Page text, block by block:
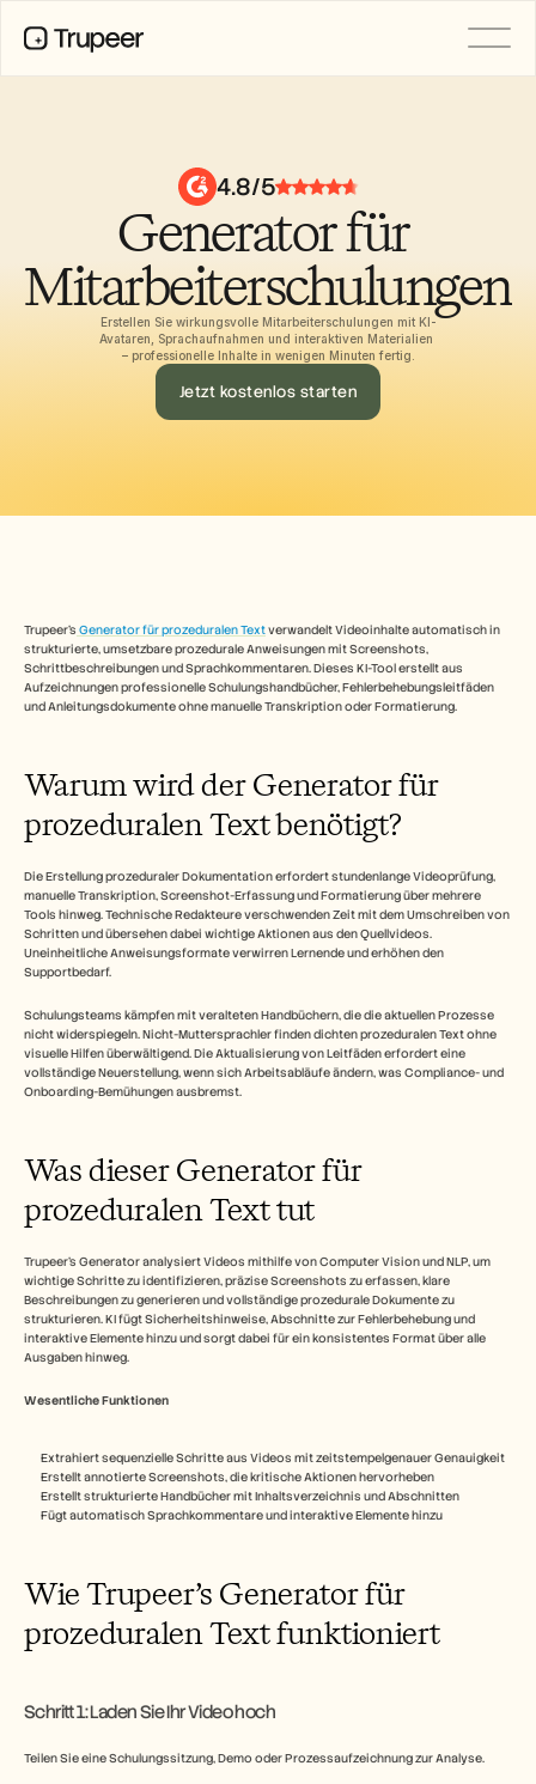
4.8/5
Generator für
Mitarbeiterschulungen
Erstellen Sie wirkungsvolle Mitarbeiterschulungen mit KI-
Avataren, Sprachaufnahmen und interaktiven Materialien
– professionelle Inhalte in wenigen Minuten fertig.
Jetzt kostenlos starten
Trupeer's Generator für prozeduralen Text verwandelt Videoinhalte automatisch in
strukturierte, umsetzbare prozedurale Anweisungen mit Screenshots,
Schrittbeschreibungen und Sprachkommentaren. Dieses KI-Tool erstellt aus
Aufzeichnungen professionelle Schulungshandbücher, Fehlerbehebungsleitfäden
und Anleitungsdokumente ohne manuelle Transkription oder Formatierung.​
Warum wird der Generator für
prozeduralen Text benötigt?
Die Erstellung prozeduraler Dokumentation erfordert stundenlange Videoprüfung,
manuelle Transkription, Screenshot-Erfassung und Formatierung über mehrere
Tools hinweg. Technische Redakteure verschwenden Zeit mit dem Umschreiben von
Schritten und übersehen dabei wichtige Aktionen aus den Quellvideos.
Uneinheitliche Anweisungsformate verwirren Lernende und erhöhen den
Supportbedarf.​
Schulungsteams kämpfen mit veralteten Handbüchern, die die aktuellen Prozesse
nicht widerspiegeln. Nicht-Muttersprachler finden dichten prozeduralen Text ohne
visuelle Hilfen überwältigend. Die Aktualisierung von Leitfäden erfordert eine
vollständige Neuerstellung, wenn sich Arbeitsabläufe ändern, was Compliance- und
Onboarding-Bemühungen ausbremst.​
Was dieser Generator für
prozeduralen Text tut
Trupeer's Generator analysiert Videos mithilfe von Computer Vision und NLP, um
wichtige Schritte zu identifizieren, präzise Screenshots zu erfassen, klare
Beschreibungen zu generieren und vollständige prozedurale Dokumente zu
strukturieren. KI fügt Sicherheitshinweise, Abschnitte zur Fehlerbehebung und
interaktive Elemente hinzu und sorgt dabei für ein konsistentes Format über alle
Ausgaben hinweg.​
Wesentliche Funktionen
Extrahiert sequenzielle Schritte aus Videos mit zeitstempelgenauer Genauigkeit
Erstellt annotierte Screenshots, die kritische Aktionen hervorheben
Erstellt strukturierte Handbücher mit Inhaltsverzeichnis und Abschnitten
Fügt automatisch Sprachkommentare und interaktive Elemente hinzu​
Wie Trupeer’s Generator für
prozeduralen Text funktioniert
Schritt 1: Laden Sie Ihr Video hoch
Teilen Sie eine Schulungssitzung, Demo oder Prozessaufzeichnung zur Analyse.
Kundengeschichten
Hilfecenter
Preise
Karriere
Wissensdatenbank
Geteilte Seiten
KI-Bildschirmaufnahme
KI-Champions des Wandels
Industry
ANWENDUNGSFÄLLE
Veränderungsmanagement
Vertriebsunterstützung
Vorverkauf
See more